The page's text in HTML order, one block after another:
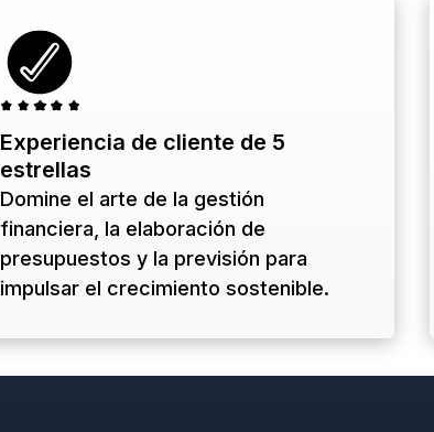
Experiencia de cliente de 5
estrellas
Domine el arte de la gestión
financiera, la elaboración de
presupuestos y la previsión para
impulsar el crecimiento sostenible.